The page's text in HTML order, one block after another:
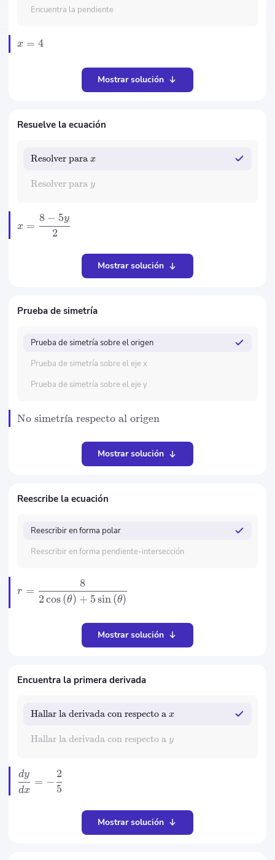
Encuentra la pendiente
x = 4
Mostrar solución
Resuelve la ecuación
Resolver para x
Resolver para y
x =
2
8 − 5y
Mostrar solución
Prueba de simetría
Prueba de simetría sobre el origen
Prueba de simetría sobre el eje x
Prueba de simetría sobre el eje y
No simetrı
ˊa respecto al origen
Mostrar solución
Reescribe la ecuación
Reescribir en forma polar
Reescribir en forma pendiente-intersección
r =
2cos(θ) + 5sin (θ)
8
Mostrar solución
Encuentra la primera derivada
Hallar la derivada con respecto a x
Hallar la derivada con respecto a y
dx
dy
= −
5
2
Mostrar solución